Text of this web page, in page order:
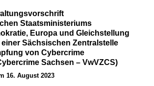
Staatsministeriums
Europa und Gleichstellung
Sächsischen Zentralstelle
von Cybercrime
Sachsen – VwVZCS)
16. August 2023